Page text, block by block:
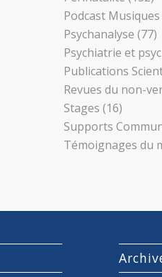
Podcast Musiques
Psychanalyse (77)
Psychiatrie et
Publications
Revues du non-
Stages (16)
Supports
Témoignages du